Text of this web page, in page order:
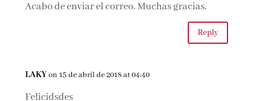
Acabo de enviar el correo. Muchas gracias.
Reply
LAKYon 15 de abril de 2018 at 04:40
Felicidsdes